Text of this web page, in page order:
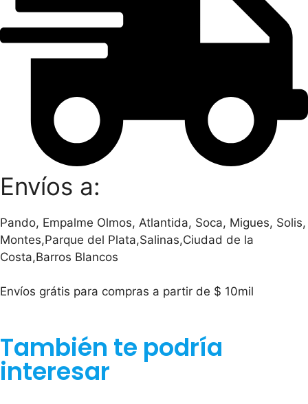
Envíos a:
Pando, Empalme Olmos, Atlantida, Soca, Migues, Solis,
Montes,Parque del Plata,Salinas,Ciudad de la
Costa,Barros Blancos
Envíos grátis para compras a partir de $ 10mil
También te podría
interesar